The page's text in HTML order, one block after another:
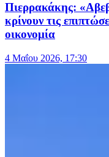
Πιερρακάκης:
κρίνουν τις
οικονομία
4 Μαΐου 2026, 17:30